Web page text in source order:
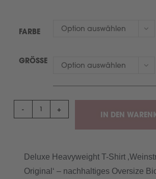
FARBE Option auswählen
GRÖSSE Option auswählen
- +
IN DEN
Deluxe Heavyweight T-Shirt
Original‘ – nachhaltiges Oversize